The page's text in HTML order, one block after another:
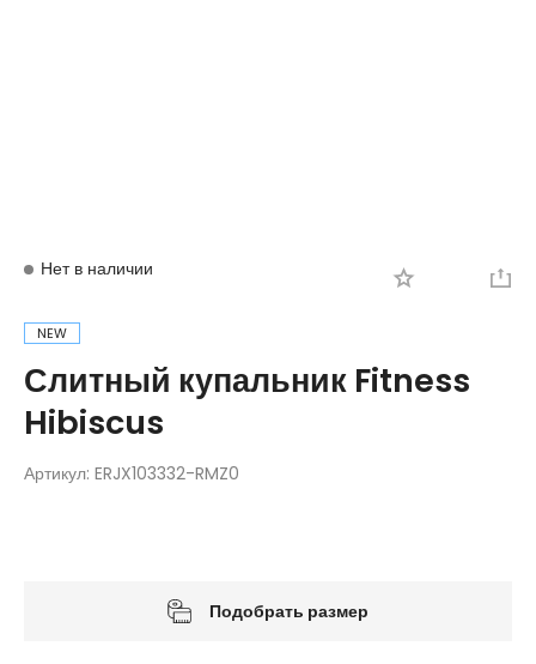
Нет в наличии
NEW
Слитный купальник Fitness
Hibiscus
Артикул: ERJX103332-RMZ0
Подобрать размер